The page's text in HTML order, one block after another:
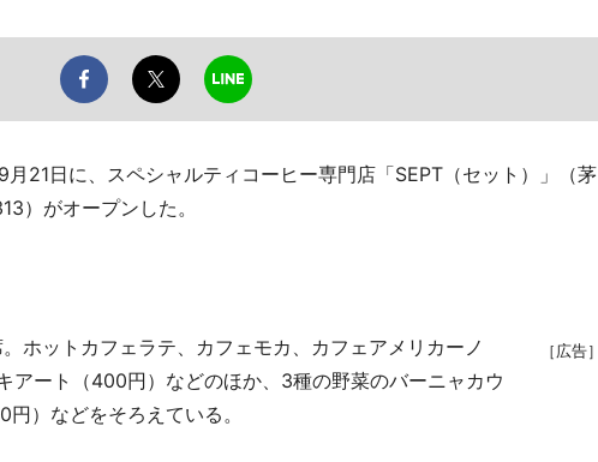
21日に、スペシャルティコーヒー専門店「SEPT（セット）」（茅
）がオープンした。
［広告］
ホットカフェラテ、カフェモカ、カフェアメリカーノ
アート（400円）などのほか、3種の野菜のバーニャカウ
）などをそろえている。